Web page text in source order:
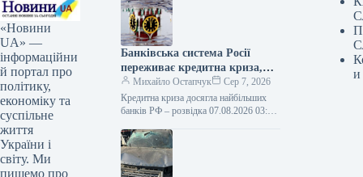
«Новини
UA» —
інформаційни
й портал про
політику,
економіку та
суспільне
життя
України і
світу. Ми
пишемо про
Банківська система Росії
переживає кредитна криза,
що торкнулася провідних
фінансових установ.
Михайло Остапчук
Сер 7, 2026
Кредитна криза досягла найбільших
банків РФ – розвідка 07.08.2026 03:10
«Сбер», у фінансовій звітності за
перше…
и